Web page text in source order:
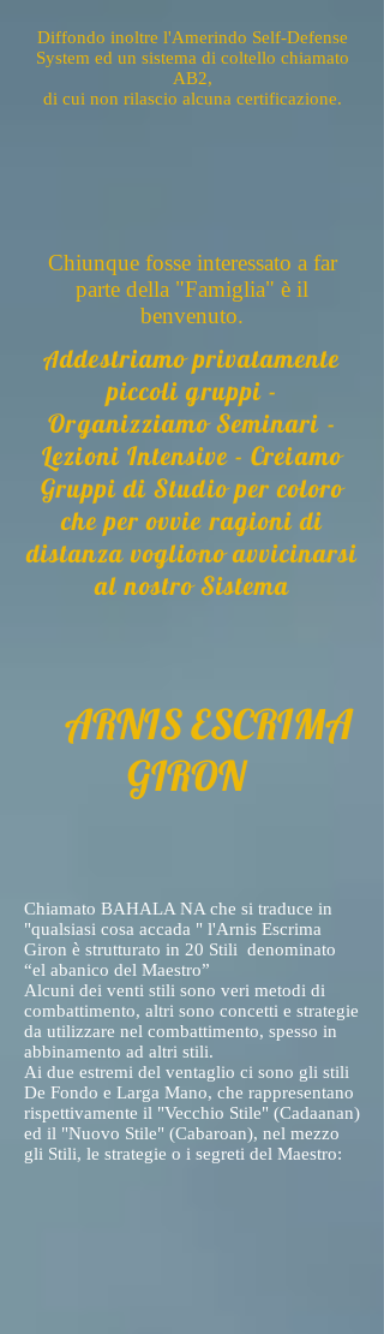
Diffondo inoltre l'Amerindo Self-Defense
System ed un sistema di coltello chiamato
AB2,
di cui non rilascio alcuna certificazione.
Chiunque fosse interessato a far
parte della "Famiglia" è il
benvenuto.
Addestriamo privatamente
piccoli gruppi -
Organizziamo Seminari -
Lezioni Intensive - Creiamo
Gruppi di Studio per coloro
che per ovvie ragioni di
distanza vogliono avvicinarsi
al nostro Sistema
ARNIS ESCRIMA
GIRON
Chiamato BAHALA NA che si traduce in
"qualsiasi cosa accada " l'Arnis Escrima
Giron è strutturato in 20 Stili denominato
“el abanico del Maestro”
Alcuni dei venti stili sono veri metodi di
combattimento, altri sono concetti e strategie
da utilizzare nel combattimento, spesso in
abbinamento ad altri stili.
Ai due estremi del ventaglio ci sono gli stili
De Fondo e Larga Mano, che rappresentano
rispettivamente il "Vecchio Stile" (Cadaanan)
ed il "Nuovo Stile" (Cabaroan), nel mezzo
gli Stili, le strategie o i segreti del Maestro: